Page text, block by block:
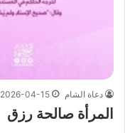
دعاة الشام 2026-04-15
المرأة صالحة رزق